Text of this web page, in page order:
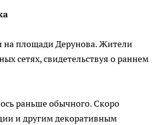
на площади Дерунова. Жители
сетях, свидетельствуя о раннем
раньше обычного. Скоро
и другим декоративным